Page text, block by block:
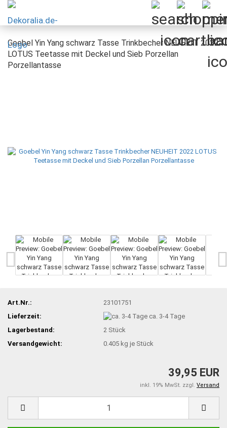
Goebel Yin Yang schwarz Tasse Trinkbecher NEUHEIT 2022
LOTUS Teetasse mit Deckel und Sieb Porzellan
Porzellantasse
Art.Nr.:
23101751
Lieferzeit:
ca. 3-4 Tage
Lagerbestand:
2 Stück
Versandgewicht:
0.405 kg je Stück
39,95 EUR
inkl. 19% MwSt. zzgl. Versand